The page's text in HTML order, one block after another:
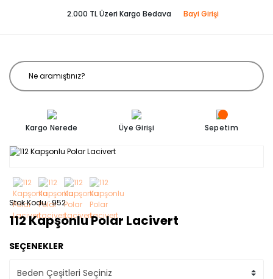
2.000 TL Üzeri Kargo Bedava Bayi Girişi
Kargo Nerede Üye Girişi Sepetim
Stok Kodu 952
112 Kapşonlu Polar Lacivert
SEÇENEKLER